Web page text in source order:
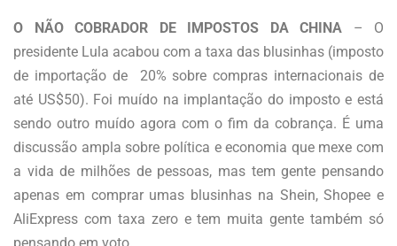
O NÃO COBRADOR DE IMPOSTOS DA CHINA – O
presidente Lula acabou com a taxa das blusinhas (imposto
de importação de 20% sobre compras internacionais de
até US$50). Foi muído na implantação do imposto e está
sendo outro muído agora com o fim da cobrança. É uma
discussão ampla sobre política e economia que mexe com
a vida de milhões de pessoas, mas tem gente pensando
apenas em comprar umas blusinhas na Shein, Shopee e
AliExpress com taxa zero e tem muita gente também só
pensando em voto.